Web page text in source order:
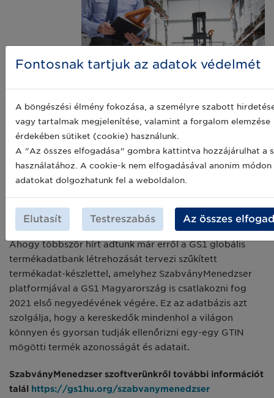
hatékonyság növeléséhez.
Ahogy többször hírt adtunk már erről a GS1 globális
termékadatbank létrehozását tervezi szűkített
termékadat-készlettel, amelyhez SzabványMenedzser
platformjával a GS1 Magyarország is csatlakozni fog
2021 első negyedévének végére. Ez az adatbázis azt
szolgálja, hogy a kereskedők mindenhol a világon
könnyen és gyorsan tudják ellenőrizni egy-egy GTIN
mögötti termék azonosságát és adatait.
SzabványMenedzser szoftverünkről további információt
talál https://gs1hu.org/szabvanymenedzser
Fontosnak tartjuk az adatok védelmét
A böngészési élmény fokozása, a személyre szabott
vagy tartalmak megjelenítése, valamint a forgalom elemzése
érdekében sütiket (cookie) használunk.
A "Az összes elfogadása" gombra kattintva hozzájárulhat a
használatához. A cookie-k nem elfogadásával anonim módon
adatokat dolgozhatunk fel a weboldalon.
Elutasít Testreszabás Az összes